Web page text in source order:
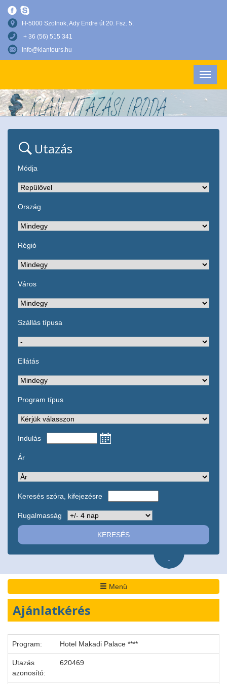
H-5000 Szolnok, Ady Endre út 20. Fsz. 5.
+ 36 (56) 515 341
info@klantours.hu
Utazás
Módja
Ország
Régió
Város
Szállás típusa
Ellátás
Program típus
Indulás
Ár
Keresés szóra, kifejezésre
Rugalmasság
-
Menü
Ajánlatkérés
Program: Hotel Makadi Palace ****
Utazás
azonosító:
620469